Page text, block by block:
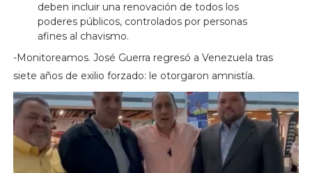
deben incluir una renovación de todos los
poderes públicos, controlados por personas
afines al chavismo.
-Monitoreamos. José Guerra regresó a Venezuela tras
siete años de exilio forzado: le otorgaron amnistía.